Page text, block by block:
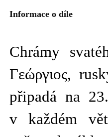
Informace o díle
Chrámy
Γεώργιος,
připadá na
v každém